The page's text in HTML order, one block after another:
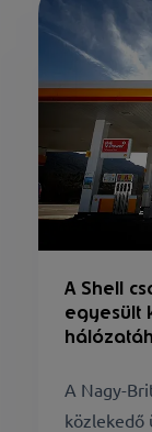
A Shell
egyesült
A Nagy-
közlekedő